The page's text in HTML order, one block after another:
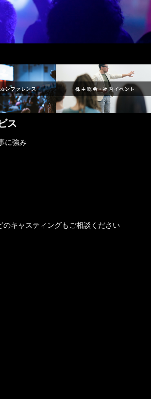
ス
に強み
キャスティングもご相談ください